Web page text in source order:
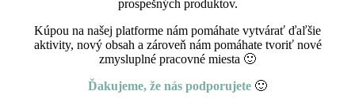
prospešných produktov.
Kúpou na našej platforme nám pomáhate vytvárať ďaľšie
aktivity, nový obsah a zároveň nám pomáhate tvoriť nové
zmysluplné pracovné miesta 🙂
Ďakujeme, že nás podporujete 🙂